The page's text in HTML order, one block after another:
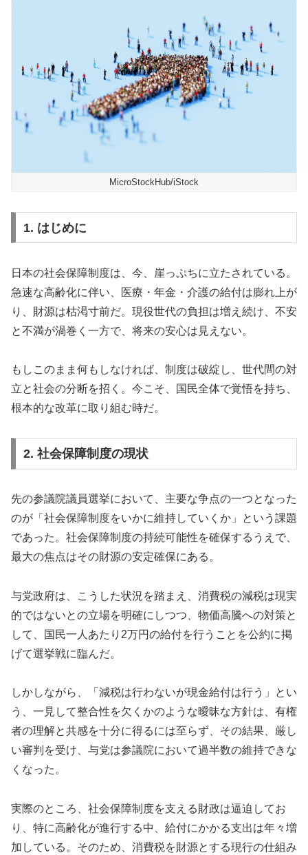
MicroStockHub/iStock
1. はじめに
日本の社会保障制度は、今、崖っぷちに立たされている。
急速な高齢化に伴い、医療・年金・介護の給付は膨れ上が
り、財源は枯渇寸前だ。現役世代の負担は増え続け、不安
と不満が渦巻く一方で、将来の安心は見えない。
もしこのまま何もしなければ、制度は破綻し、世代間の対
立と社会の分断を招く。今こそ、国民全体で覚悟を持ち、
根本的な改革に取り組む時だ。
2. 社会保障制度の現状
先の参議院議員選挙において、主要な争点の一つとなった
のが「社会保障制度をいかに維持していくか」という課題
であった。社会保障制度の持続可能性を確保するうえで、
最大の焦点はその財源の安定確保にある。
与党政府は、こうした状況を踏まえ、消費税の減税は現実
的ではないとの立場を明確にしつつ、物価高騰への対策と
して、国民一人あたり2万円の給付を行うことを公約に掲
げて選挙戦に臨んだ。
しかしながら、「減税は行わないが現金給付は行う」とい
う、一見して整合性を欠くかのような曖昧な方針は、有権
者の理解と共感を十分に得るには至らず、その結果、厳し
い審判を受け、与党は参議院において過半数の維持できな
くなった。
実際のところ、社会保障制度を支える財政は逼迫してお
り、特に高齢化が進行する中、給付にかかる支出は年々増
加している。そのため、消費税を財源とする現行の仕組み